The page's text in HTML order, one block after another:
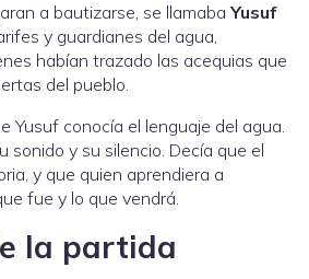
a bautizarse, se llamabaYusuf
y guardianes del agua,
habían trazado las acequias que
del pueblo.
Yusuf conocía el lenguaje del agua.
sonido y su silencio. Decía que el
y que quien aprendiera a
fue y lo que vendrá.
la partida